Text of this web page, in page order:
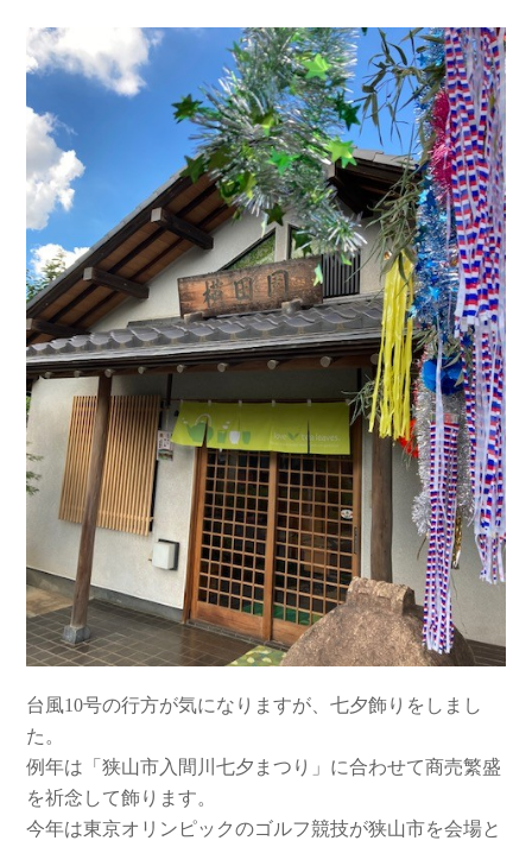
台風10号の行方が気になりますが、七夕飾りをしまし
た。
例年は「狭山市入間川七夕まつり」に合わせて商売繁盛
を祈念して飾ります。
今年は東京オリンピックのゴルフ競技が狭山市を会場と